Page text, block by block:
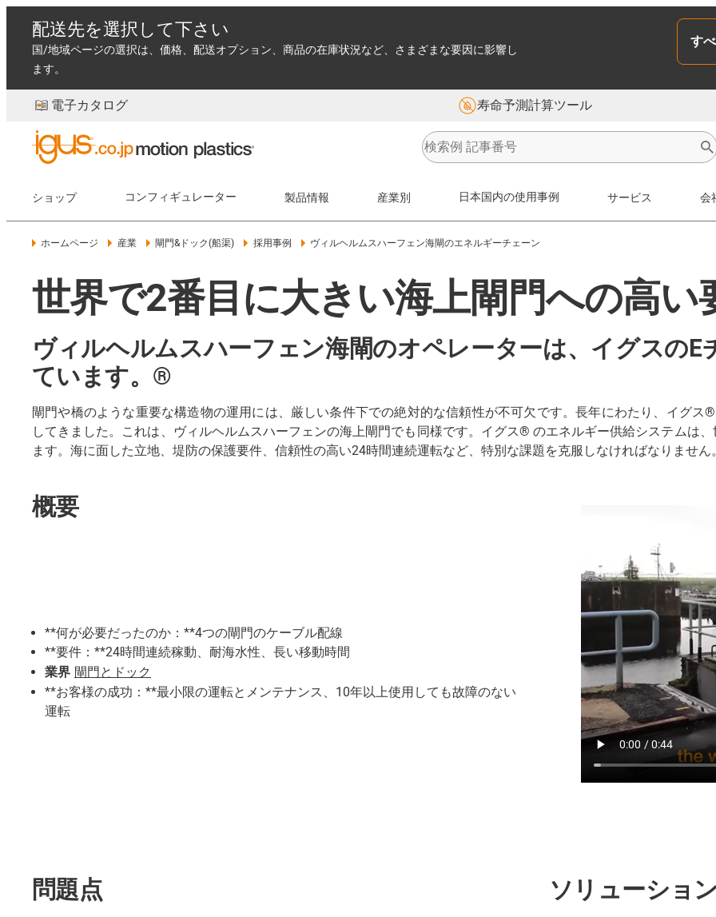
配送先を選択して下さい
国/地域ページの選択は、価格、配送オプション、商品の在庫状況など、さまざまな要因に影響し
ます。
す
電子カタログ 寿命予測計算ツール
ショップ コンフィギュレーター 製品情報 産業別 日本国内の使用事例 サービス 会
ホームページ 産業 閘門&ドック(船渠) 採用事例 ヴィルヘルムスハーフェン海閘のエネルギーチェーン
世界で2番目に大きい海上閘門への高い
ヴィルヘルムスハーフェン海閘のオペレーターは、イグスの
ています。®
閘門や橋のような重要な構造物の運用には、厳しい条件下での絶対的な信頼性が不可欠です。長年にわたり、イグ
してきました。これは、ヴィルヘルムスハーフェンの海上閘門でも同様です。イグス® のエネルギー供給システムは
ます。海に面した立地、堤防の保護要件、信頼性の高い24時間連続運転など、特別な課題を克服しなければなりません
概要
**何が必要だったのか：**4つの閘門のケーブル配線
**要件：**24時間連続稼動、耐海水性、長い移動時間
業界 閘門とドック
**お客様の成功：**最小限の運転とメンテナンス、10年以上使用しても故障のない
運転
問題点 ソリューショ